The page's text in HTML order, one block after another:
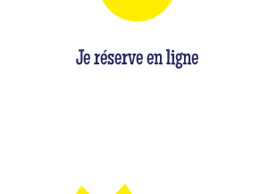
Je réserve en ligne